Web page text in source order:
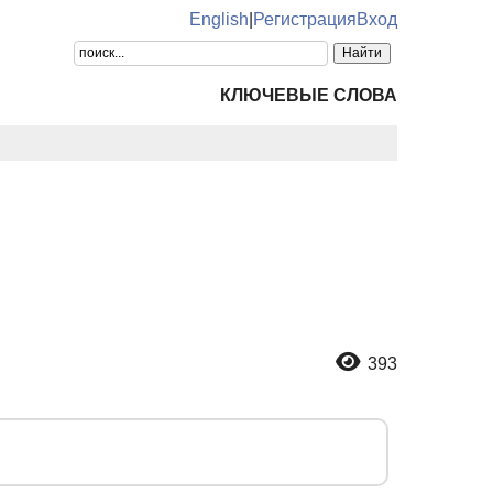
English РегистрацияВход
КЛЮЧЕВЫЕ СЛОВА
393